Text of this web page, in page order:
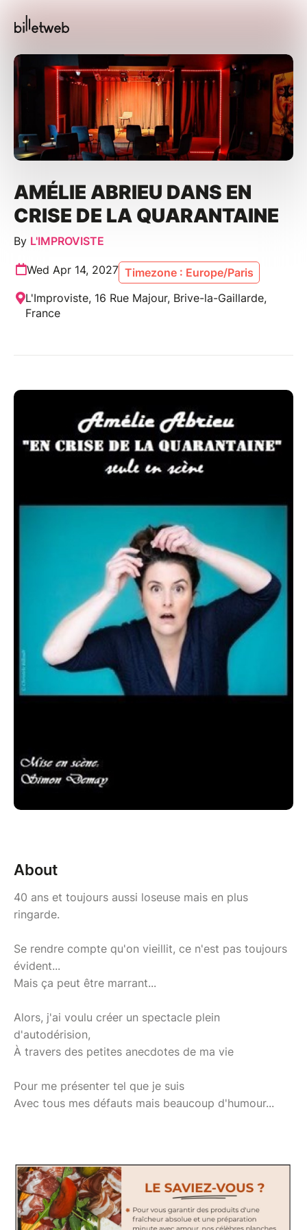
AMÉLIE ABRIEU DANS EN
CRISE DE LA QUARANTAINE
By L'IMPROVISTE
Wed Apr 14, 2027 Timezone : Europe/Paris
L'Improviste, 16 Rue Majour, Brive-la-Gaillarde,
France
About
40 ans et toujours aussi loseuse mais en plus
ringarde.
Se rendre compte qu'on vieillit, ce n'est pas toujours
évident...
Mais ça peut être marrant...
Alors, j'ai voulu créer un spectacle plein
d'autodérision,
À travers des petites anecdotes de ma vie
Pour me présenter tel que je suis
Avec tous mes défauts mais beaucoup d'humour...